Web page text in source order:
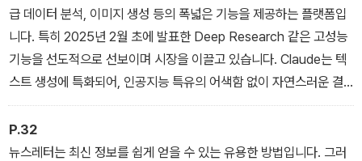
급 데이터 분석, 이미지 생성 등의 폭넓은 기능을 제공하는 플랫폼입
니다. 특히 2025년 2월 초에 발표한 Deep Research 같은 고성능
기능을 선도적으로 선보이며 시장을 이끌고 있습니다. Claude는 텍
스트 생성에 특화되어, 인공지능 특유의 어색함 없이 자연스러운 결
과물을 만들어내는 것이 특징입니다. 또한 윤리적 가이드라인에 따라
모델이 스스로 학습하고 판단하도록 설계된 점도 주목할 만합니다.
구글의 Gemini는 비교적 늦게 주목받기 시작했지만, 유튜브, 구글 문
P.32
뉴스레터는 최신 정보를 쉽게 얻을 수 있는 유용한 방법입니다. 그러